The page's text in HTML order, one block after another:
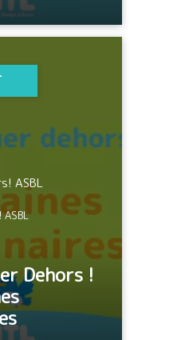
ASBL
Dehors !